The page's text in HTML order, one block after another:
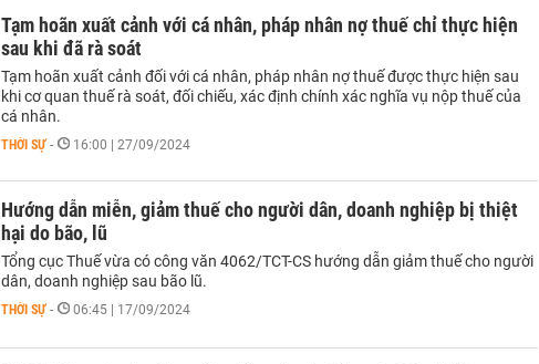
Tạm hoãn xuất cảnh với cá nhân, pháp nhân nợ thuế chỉ thực hiện
sau khi đã rà soát
Tạm hoãn xuất cảnh đối với cá nhân, pháp nhân nợ thuế được thực hiện sau
khi cơ quan thuế rà soát, đối chiếu, xác định chính xác nghĩa vụ nộp thuế của
cá nhân.
THỜI SỰ - 16:00 | 27/09/2024
Hướng dẫn miễn, giảm thuế cho người dân, doanh nghiệp bị thiệt
hại do bão, lũ
Tổng cục Thuế vừa có công văn 4062/TCT-CS hướng dẫn giảm thuế cho người
dân, doanh nghiệp sau bão lũ.
THỜI SỰ - 06:45 | 17/09/2024